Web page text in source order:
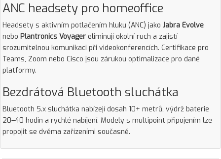
ANC headsety pro homeoffice
Headsety s aktivním potlačením hluku (ANC) jako Jabra Evolve
nebo Plantronics Voyager eliminují okolní ruch a zajistí
srozumitelnou komunikaci při videokonferencích. Certifikace pro
Teams, Zoom nebo Cisco jsou zárukou optimalizace pro dané
platformy.
Bezdrátová Bluetooth sluchátka
Bluetooth 5.x sluchátka nabízejí dosah 10+ metrů, výdrž baterie
20–40 hodin a rychlé nabíjení. Modely s multipoint připojením lze
propojit se dvěma zařízeními současně.